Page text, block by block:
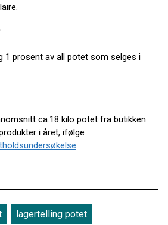
1 prosent av all potet som selges i
ca.18 kilo potet fra butikken
i året, ifølge
lagertelling potet